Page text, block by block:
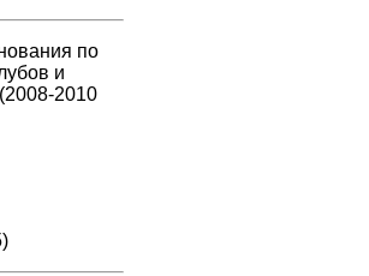
по
и
2010